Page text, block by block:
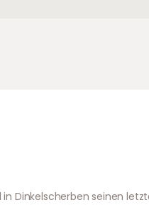
in Dinkelscherben seinen